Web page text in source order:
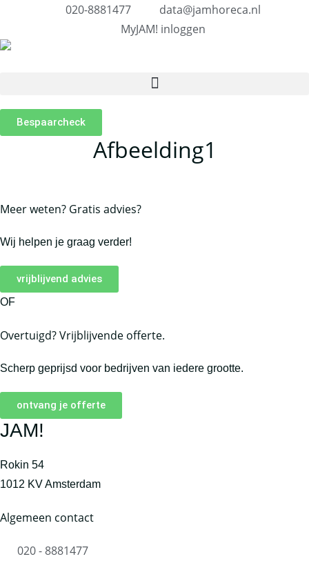
020-8881477
data@jamhoreca.nl
MyJAM! inloggen
Bespaarcheck
Afbeelding1
Meer weten? Gratis advies?
Wij helpen je graag verder!
vrijblijvend advies
OF
Overtuigd? Vrijblijvende offerte.
Scherp geprijsd voor bedrijven van iedere grootte.
ontvang je offerte
JAM!
Rokin 54
1012 KV Amsterdam
Algemeen contact
020 - 8881477